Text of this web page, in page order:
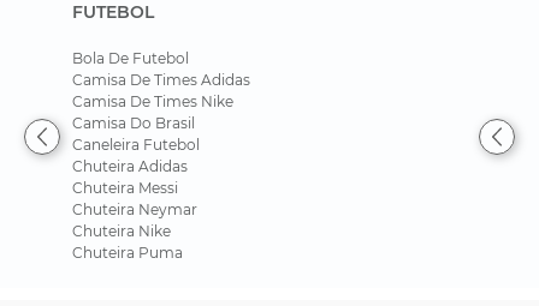
FUTEBOL
Bola De Futebol
Camisa De Times Adidas
Camisa De Times Nike
Camisa Do Brasil
Caneleira Futebol
Chuteira Adidas
Chuteira Messi
Chuteira Neymar
Chuteira Nike
Chuteira Puma